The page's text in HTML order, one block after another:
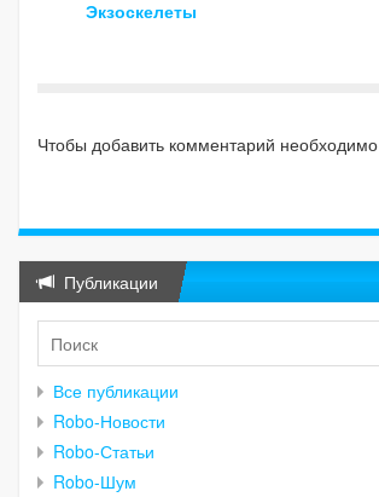
Экзоскелеты
Чтобы добавить комментарий необходимо
Публикации
Все публикации
Robo-Новости
Robo-Статьи
Robo-Шум